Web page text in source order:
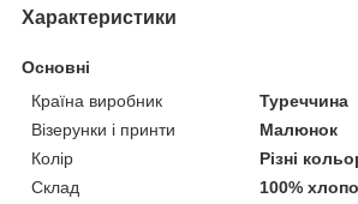
Характеристики
Основні
Країна виробник
Туреччина
Візерунки і принти
Малюнок
Колір
Різні
Склад
100%